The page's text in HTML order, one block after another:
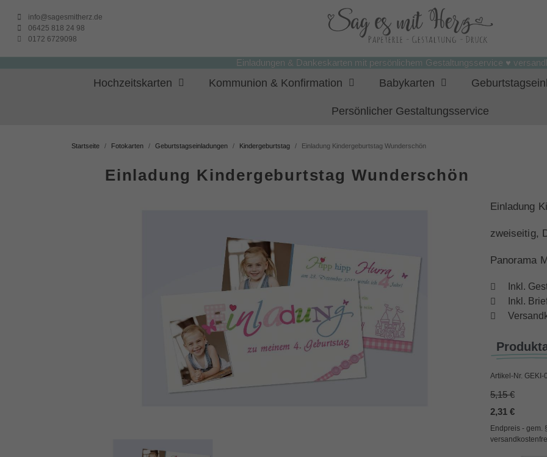
info@sagesmitherz.de
06425 818 24 98
0172 6729098
Einladungen & Dankeskarten mit persönlichem Gestaltungsservice ♥
Hochzeitskarten Kommunion & Konfirmation Babykarten
Persönlicher Gestaltungsservice
Startseite Fotokarten Geburtstagseinladungen Kindergeburtstag Einladung Kindergeburtstag Wunderschön
Einladung Kindergeburtstag Wunderschön
Einladung
zweiseitig,
Panorama
Inkl.
Inkl.
Artikel-Nr. GEKI-
5,15 €
2,31 €
Endpreis - gem.